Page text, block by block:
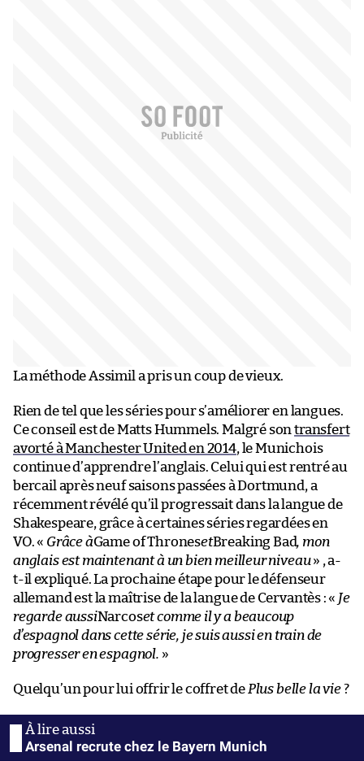
La méthode Assimil a pris un coup de vieux.
Rien de tel que les séries pour s’améliorer en langues.
Ce conseil est de Matts Hummels. Malgré sontransfert
avorté à Manchester United en 2014, le Munichois
continue d’apprendre l’anglais. Celui qui est rentré au
bercail après neuf saisons passées à Dortmund, a
récemment révélé qu’il progressait dans la langue de
Shakespeare, grâce à certaines séries regardées en
VO. « Grâce àGame of ThronesetBreaking Bad, mon
anglais est maintenant à un bien meilleur niveau» , a-
t-il expliqué. La prochaine étape pour le défenseur
allemand est la maîtrise de la langue de Cervantès : « Je
regarde aussiNarcoset comme il y a beaucoup
d’espagnol dans cette série, je suis aussi en train de
progresser en espagnol. »
Quelqu’un pour lui offrir le coffret dePlus belle la vie?
Arsenal recrute chez le Bayern Munich